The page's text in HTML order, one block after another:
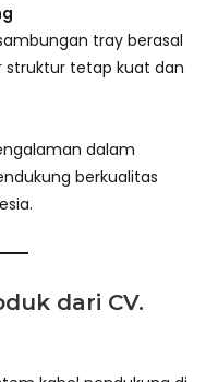
tray berasal
struktur tetap kuat dan
dalam
berkualitas
dari CV.